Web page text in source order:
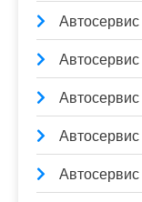
Автосервис
Автосервис
Автосервис
Автосервис
Автосервис